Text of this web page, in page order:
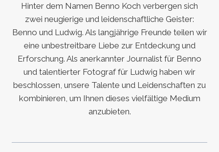
Hinter dem Namen Benno Koch verbergen sich
zwei neugierige und leidenschaftliche Geister:
Benno und Ludwig. Als langjährige Freunde teilen wir
eine unbestreitbare Liebe zur Entdeckung und
Erforschung. Als anerkannter Journalist für Benno
und talentierter Fotograf für Ludwig haben wir
beschlossen, unsere Talente und Leidenschaften zu
kombinieren, um Ihnen dieses vielfältige Medium
anzubieten.